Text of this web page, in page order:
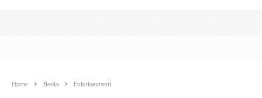
Home Berita Entertainment